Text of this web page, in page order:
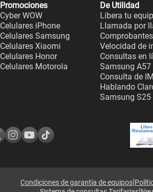
Promociones
Cyber WOW
Celulares iPhone
Celulares Samsung
Celulares Xiaomi
Celulares Honor
Celulares Motorola
De Utilidad
Libera tu
Llamada por
Velocidad de
Consultas en
Samsung A57
Consulta de
Hablando
Samsung S25
Condiciones de garantía de equipos|